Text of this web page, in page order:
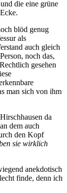
die eine grüne
blöd genug
als
auch gleich
noch das,
gesehen
man sich von ihm
da
dem auch
den Kopf
sie wirklich
anekdotisch
finde, denn ich